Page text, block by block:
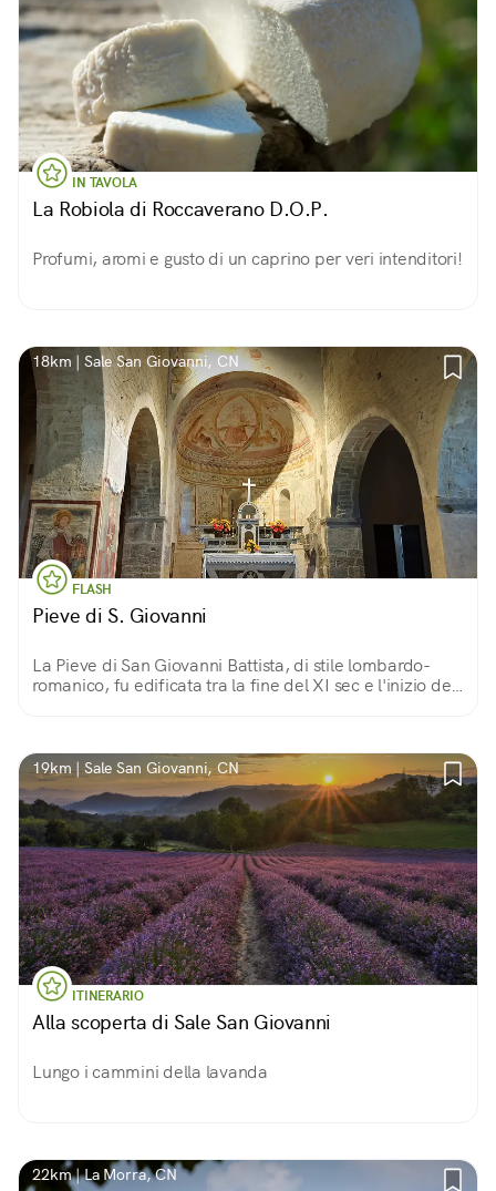
IN TAVOLA
La Robiola di Roccaverano D.O.P.
Profumi, aromi e gusto di un caprino per veri intenditori!
18km | Sale San Giovanni, CN
FLASH
Pieve di S. Giovanni
La Pieve di San Giovanni Battista, di stile lombardo-
romanico, fu edificata tra la fine del XI sec e l'inizio del
19km | Sale San Giovanni, CN
ITINERARIO
Alla scoperta di Sale San Giovanni
Lungo i cammini della lavanda
22km | La Morra, CN